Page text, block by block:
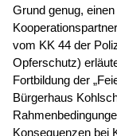
Grund genug,
vom KK 44 der
Opferschutz)
Fortbildung der
Bürgerhaus
Konsequenzen bei